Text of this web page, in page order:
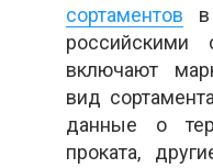
сортаментов в
российскими
включают
вид
данные о
проката,